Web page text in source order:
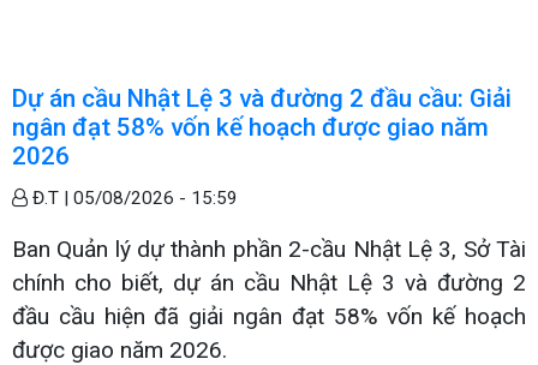
Dự án cầu Nhật Lệ 3 và đường 2 đầu cầu: Giải
ngân đạt 58% vốn kế hoạch được giao năm
2026
Đ.T | 05/08/2026 - 15:59
Ban Quản lý dự thành phần 2-cầu Nhật Lệ 3, Sở Tài
chính cho biết, dự án cầu Nhật Lệ 3 và đường 2
đầu cầu hiện đã giải ngân đạt 58% vốn kế hoạch
được giao năm 2026.